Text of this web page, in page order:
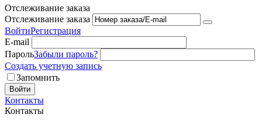
Отслеживание заказа
Отслеживание заказа
ВойтиРегистрация
E-mail
ПарольЗабыли пароль?
Создать учетную запись
Запомнить
Войти
Контакты
Контакты